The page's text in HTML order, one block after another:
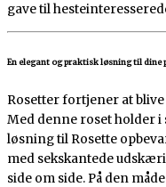
gave til
En elegant og praktisk løsning til dine
Rosetter fortjener at
Med denne roset holder i
løsning til Rosette
med sekskantede
side om side. På den